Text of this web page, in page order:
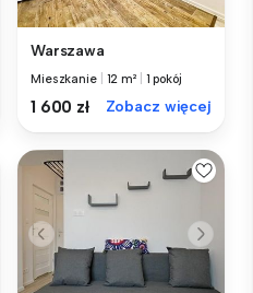
Warszawa
Mieszkanie 12 m² 1 pokój
1 600 zł Zobacz więcej